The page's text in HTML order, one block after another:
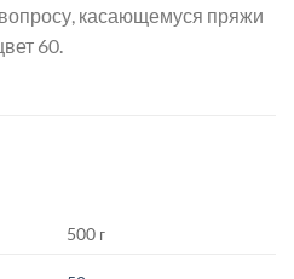
касающемуся пряжи
60.
500 г